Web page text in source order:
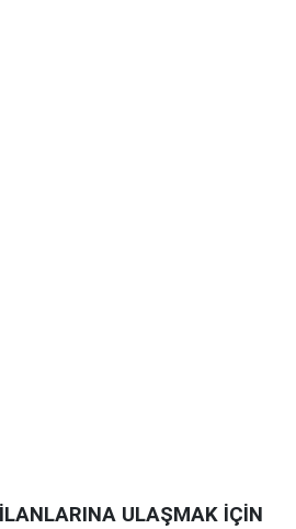
ULAŞMAK İÇİN